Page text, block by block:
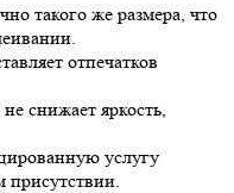
такого же размера, что
отпечатков
снижает яркость,
услугу
присутствии.